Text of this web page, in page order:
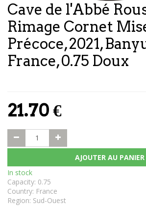
Cave de l'Abbé
Rimage Cornet
Précoce, 2021,
France, 0.75 Doux
21.70€
AJOUTER AU PANIER
In stock
Capacity: 0.75
Country: France
Region: Sud-Ouest